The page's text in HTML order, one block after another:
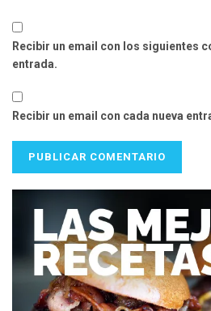
Recibir un email con los siguientes
entrada.
Recibir un email con cada nueva